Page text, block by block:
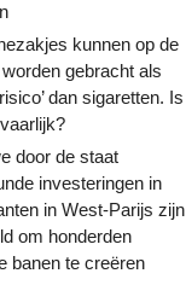
kunnen op de
gebracht als
dan sigaretten. Is
door de staat
investeringen in
in West-Parijs zijn
om honderden
banen te creëren